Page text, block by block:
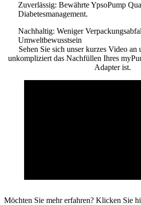
Zuverlässig: Bewährte YpsoPump
Diabetesmanagement.
Nachhaltig: Weniger
Umweltbewusstsein
Sehen Sie sich unser kurzes Video an
unkompliziert das Nachfüllen Ihres
Adapter ist.
Möchten Sie mehr erfahren? Klicken Sie